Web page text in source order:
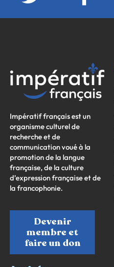
Impératif français est un
organisme culturel de
recherche et de
communication voué à la
promotion de la langue
française, de la culture
d’expression française et de
la francophonie.
Devenir
membre et
faire un don